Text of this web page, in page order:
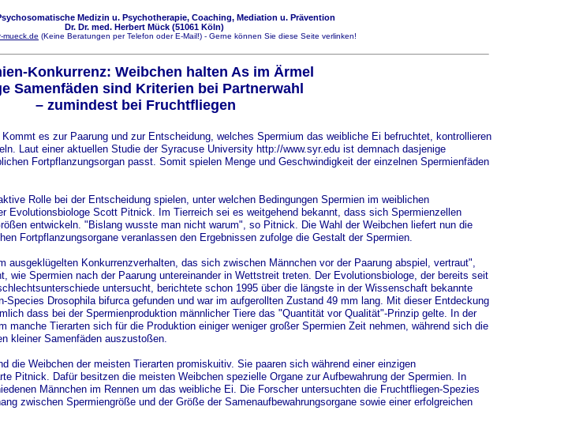
Medizin u. Psychotherapie, Coaching, Mediation u. Prävention
Dr. Dr. med. Herbert Mück (51061 Köln)
mueck.de (Keine Beratungen per Telefon oder E-Mail!) - Gerne können Sie diese Seite verlinken!
Konkurrenz: Weibchen halten As im Ärmel
Samenfäden sind Kriterien bei Partnerwahl
– zumindest bei Fruchtfliegen
es zur Paarung und zur Entscheidung, welches Spermium das weibliche Ei befruchtet, kontrollieren
Laut einer aktuellen Studie der Syracuse University http://www.syr.eduist demnach dasjenige
Fortpflanzungsorgan passt. Somit spielen Menge und Geschwindigkeit der einzelnen Spermienfäden
Rolle bei der Entscheidung spielen, unter welchen Bedingungen Spermien im weiblichen
Evolutionsbiologe Scott Pitnick. Im Tierreich sei es weitgehend bekannt, dass sich Spermienzellen
entwickeln. "Bislang wusste man nicht warum", so Pitnick. Die Wahl der Weibchen liefert nun die
Fortpflanzungsorgane veranlassen den Ergebnissen zufolge die Gestalt der Spermien.
Konkurrenzverhalten, das sich zwischen Männchen vor der Paarung abspiel, vertraut",
wie Spermien nach der Paarung untereinander in Wettstreit treten. Der Evolutionsbiologe, der bereits seit
untersucht, berichtete schon 1995 über die längste in der Wissenschaft bekannte
Species Drosophila bifurca gefunden und war im aufgerollten Zustand 49 mm lang. Mit dieser Entdeckung
dass bei der Spermienproduktion männlicher Tiere das "Quantität vor Qualität"-Prinzip gelte. In der
manche Tierarten sich für die Produktion einiger weniger großer Spermien Zeit nehmen, während sich die
kleiner Samenfäden auszustoßen.
die Weibchen der meisten Tierarten promiskuitiv. Sie paaren sich während einer einzigen
Pitnick. Dafür besitzen die meisten Weibchen spezielle Organe zur Aufbewahrung der Spermien. In
Männchen im Rennen um das weibliche Ei. Die Forscher untersuchten die Fruchtfliegen-Spezies
zwischen Spermiengröße und der Größe der Samenaufbewahrungsorgane sowie einer erfolgreichen